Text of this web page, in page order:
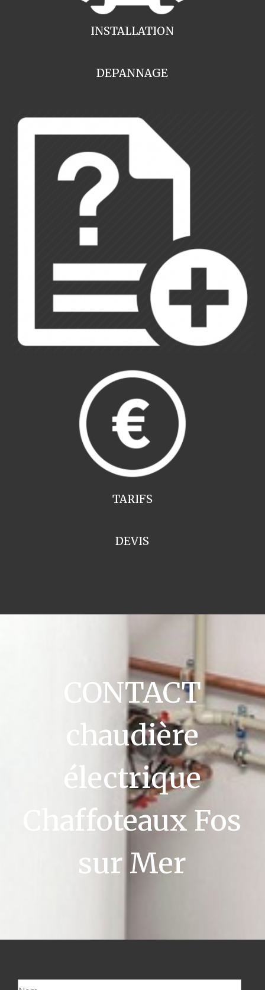
INSTALLATION
DEPANNAGE
TARIFS
DEVIS
CONTACT
chaudière
électrique
Chaffoteaux Fos
sur Mer